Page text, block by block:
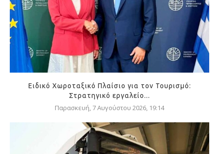
Ειδικό Χωροταξικό Πλαίσιο για τον Τουρισμό:
Στρατηγικό εργαλείο...
Παρασκευή, 7 Αυγούστου 2026, 19:14